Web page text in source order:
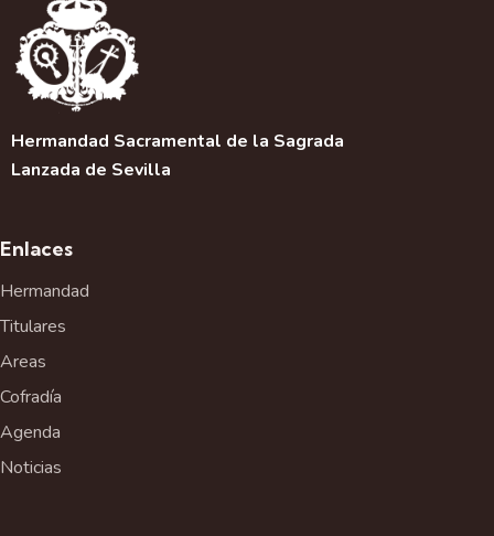
Hermandad Sacramental de la Sagrada
Lanzada de Sevilla
Enlaces
Hermandad
Titulares
Areas
Cofradía
Agenda
Noticias